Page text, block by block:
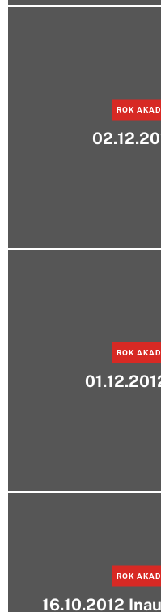
ROK
ROK
ROK
16.10.2012